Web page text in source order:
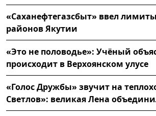
«Саханефтегазсбыт» ввел
районов Якутии
«Это не половодье»: Учёный
происходит в Верхоянском улусе
«Голос Дружбы» звучит на
Светлов»: великая Лена